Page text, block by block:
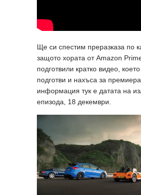
Ще си спестим преразказа по
защото хората от Amazon
подготвили кратко видео,
подготви и нахъса за
информация тук е датата на
епизода, 18 декември.